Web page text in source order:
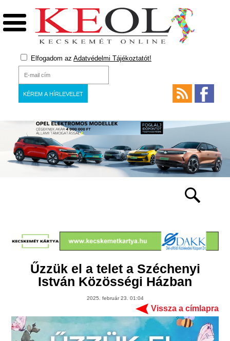
Elfogadom az Adatvédelmi Tájékoztatót!
Űzzük el a telet a Széchenyi
István Közösségi Házban
2025. február 23. 01:04
Vissza a címlapra